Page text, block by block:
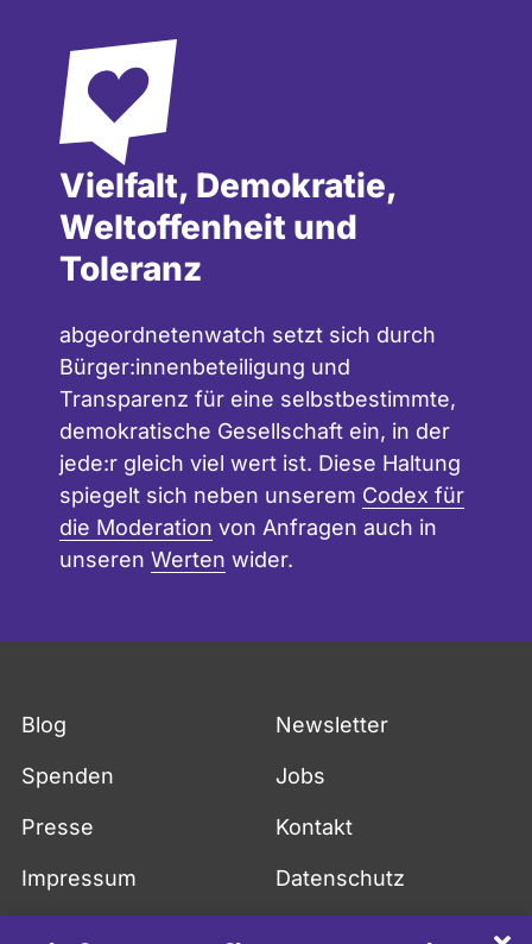
Vielfalt, Demokratie,
Weltoffenheit und
Toleranz
abgeordnetenwatch setzt sich durch
Bürger:innenbeteiligung und
Transparenz für eine selbstbestimmte,
demokratische Gesellschaft ein, in der
jede:r gleich viel wert ist. Diese Haltung
spiegelt sich neben unserem Codex für
die Moderation von Anfragen auch in
unseren Werten wider.
Blog Newsletter
Spenden Jobs
Presse Kontakt
Impressum Datenschutz